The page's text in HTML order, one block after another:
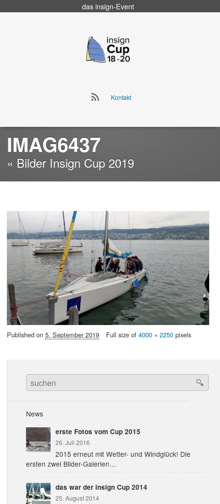
dasinsign-Event
navigation
Kontakt
IMAG6437
« Bilder Insign Cup 2019
Published on 5. September 2019 Full size of 4000 × 2250 pixels
Search
for:
News
erste Fotos vom Cup 2015
26. Juli 2016
2015 erneut mit Wetter- und Windglück! Die
ersten zwei Bilder-Galerien…
das war der insign Cup 2014
25. August 2014